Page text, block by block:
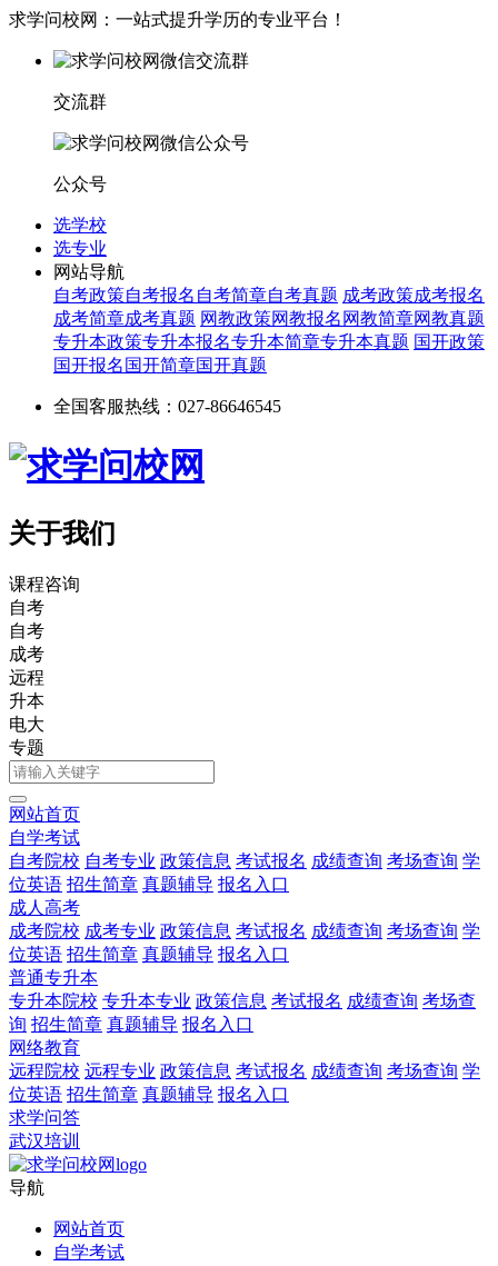
求学问校网：一站式提升学历的专业平台！
交流群
公众号
选学校
选专业
网站导航
自考政策自考报名 自考简章自考真题 成考政策成考报名
成考简章成考真题 网教政策网教报名 网教简章网教真题
专升本政策专升本报名专升本简章专升本真题 国开政策
国开报名 国开简章国开真题
全国客服热线：027-86646545
关于我们
课程咨询
自考
自考
成考
远程
升本
电大
专题
网站首页
自学考试
自考院校 自考专业 政策信息 考试报名 成绩查询 考场查询 学
位英语 招生简章 真题辅导 报名入口
成人高考
成考院校 成考专业 政策信息 考试报名 成绩查询 考场查询 学
位英语 招生简章 真题辅导 报名入口
普通专升本
专升本院校 专升本专业 政策信息 考试报名 成绩查询 考场查
询 招生简章 真题辅导 报名入口
网络教育
远程院校 远程专业 政策信息 考试报名 成绩查询 考场查询 学
位英语 招生简章 真题辅导 报名入口
求学问答
武汉培训
导航
网站首页
自学考试